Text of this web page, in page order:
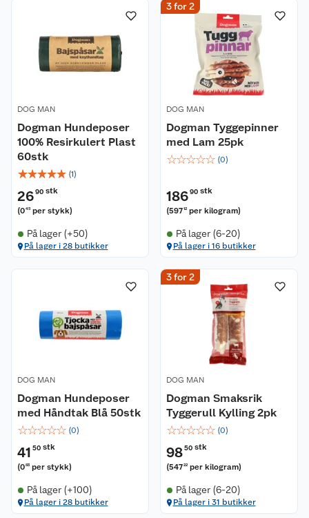
DOG MAN
Dogman Hundeposer
100% Resirkulert Plast
60stk
☆☆☆☆☆ (1)
2690 stk
(045 per stykk)
På lager (+50)
På lager i 28 butikker
3 for 2
DOG MAN
Dogman Tyggepinner
med Lam 25pk
☆☆☆☆☆ (0)
18690 stk
(59712 per kilogram)
På lager (6-20)
På lager i 16 butikker
DOG MAN
Dogman Hundeposer
med Håndtak Blå 50stk
☆☆☆☆☆ (0)
41 50 stk
(083 per stykk)
På lager (+100)
På lager i 28 butikker
3 for 2
DOG MAN
Dogman Smaksrik
Tyggerull Kylling 2pk
☆☆☆☆☆ (0)
9850 stk
(54722 per kilogram)
På lager (6-20)
På lager i 31 butikker